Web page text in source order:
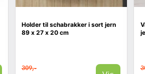
Holder til schabrakker i sort jern
89 x 27 x 20 cm
309,-